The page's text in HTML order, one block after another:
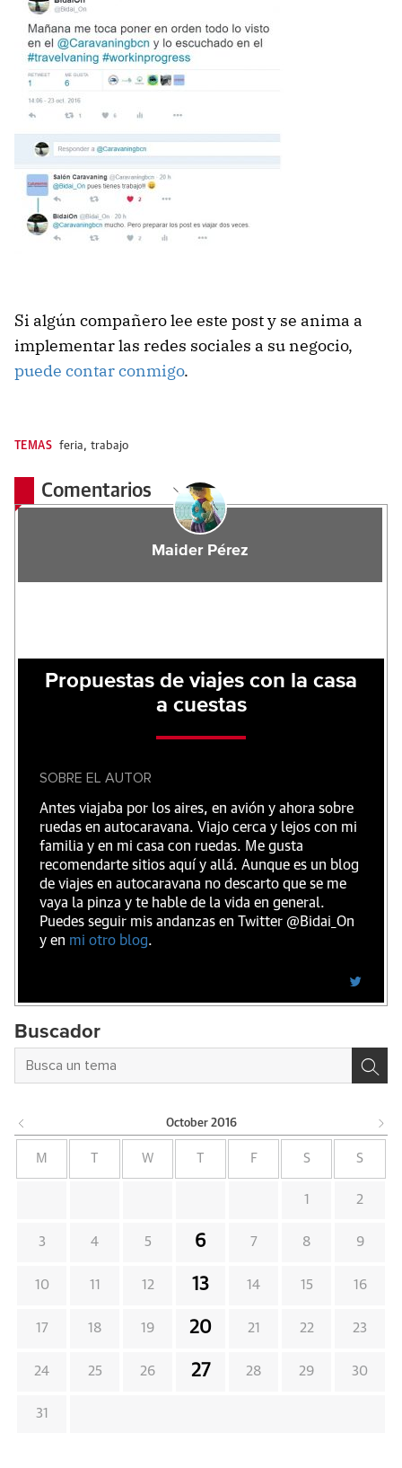
Si algún compañero lee este post y se anima a
implementar las redes sociales a su negocio,
puede contar conmigo.
TEMAS feria, trabajo
Comentarios
Maider Pérez
Propuestas de viajes con la casa
a cuestas
SOBRE EL AUTOR
Antes viajaba por los aires, en avión y ahora sobre
ruedas en autocaravana. Viajo cerca y lejos con mi
familia y en mi casa con ruedas. Me gusta
recomendarte sitios aquí y allá. Aunque es un blog
de viajes en autocaravana no descarto que se me
vaya la pinza y te hable de la vida en general.
Puedes seguir mis andanzas en Twitter @Bidai_On
y en mi otro blog.
Buscador
October 2016
M W F S S
1 2
3 4 5 6 7 8 9
10 11 12 13 14 15 16
17 18 19 20 21 22 23
24 25 26 27 28 29 30
31